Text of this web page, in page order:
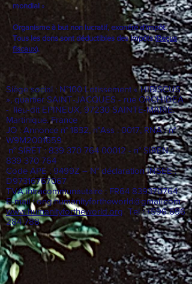
mondial »
Organisme à but non lucratif, exonéré d'impôt.
Tous les dons sont déductibles des impôts (Reçus
fiscaux).
Siège social : N°100 Lotissement « HIBISCUS
», quartier SAINT-JACQUES - rue ORCHIDEA
- lieu-dit EPINEUX, 97230 SAINTE-MARIE.
Martinique. France
JO : Annonce n° 1832, n°Ass : 0017, RNA : n°
W9M2001659
n° SIRET : 839 370 764 00012 - n° SIREN :
839 370 764
Code APE : 9499Z – N° déclaration INSEE :
D97316767067
TVA intracommunautaire : FR64 839370764
E-mail :ong.humanityfortheworld@gmail.com
www.humanityfortheworld.org Tel : +596 696
284 788